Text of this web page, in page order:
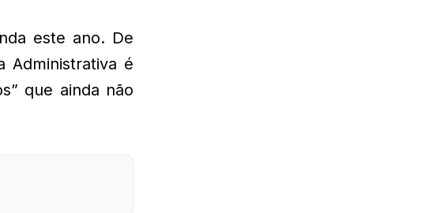
este ano. De
Administrativa é
que ainda não